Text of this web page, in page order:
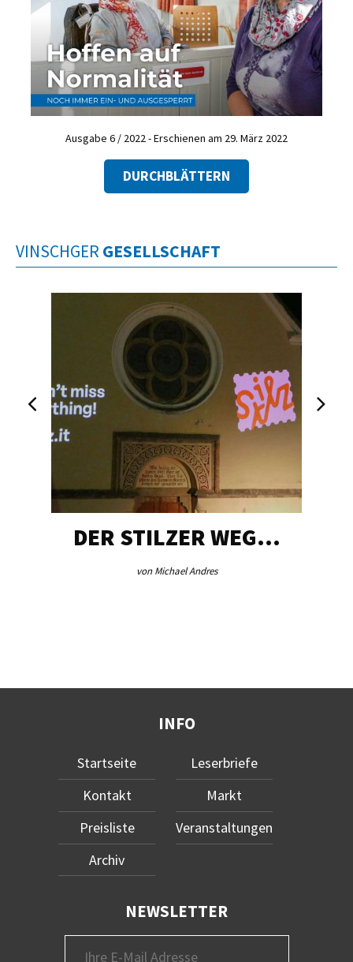
Ausgabe 6 / 2022 - Erschienen am 29. März 2022
DURCHBLÄTTERN
VINSCHGER GESELLSCHAFT
DER STILZER WEG…
von Michael Andres
INFO
Startseite
Kontakt
Preisliste
Archiv
Leserbriefe
Markt
Veranstaltungen
NEWSLETTER